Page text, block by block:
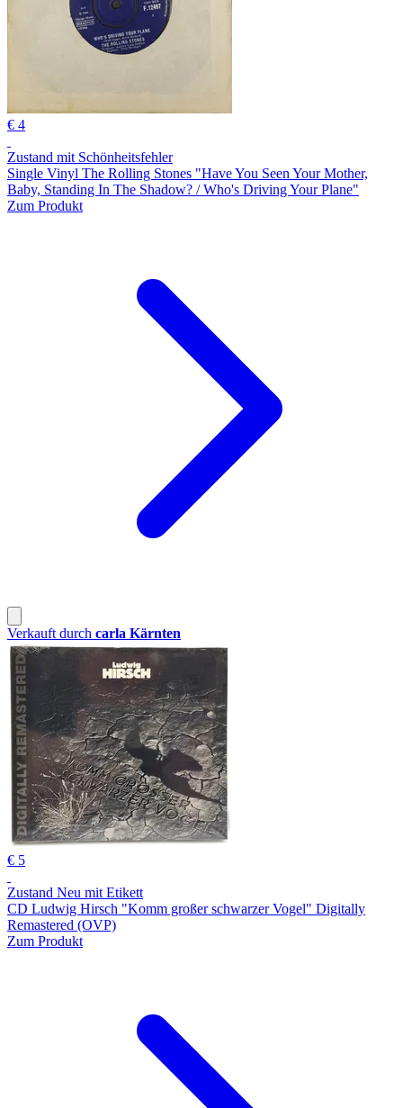
€ 4
Zustand mit Schönheitsfehler
Single Vinyl The Rolling Stones "Have You Seen Your Mother,
Baby, Standing In The Shadow? / Who's Driving Your Plane"
Zum Produkt
Verkauft durch carla Kärnten
€ 5
Zustand Neu mit Etikett
CD Ludwig Hirsch "Komm großer schwarzer Vogel" Digitally
Remastered (OVP)
Zum Produkt